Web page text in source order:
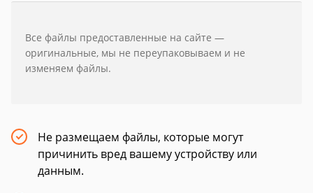
Все файлы предоставленные на сайте —
оригинальные, мы не переупаковываем и не
изменяем файлы.
Не размещаем файлы, которые могут
причинить вред вашему устройству или
данным.